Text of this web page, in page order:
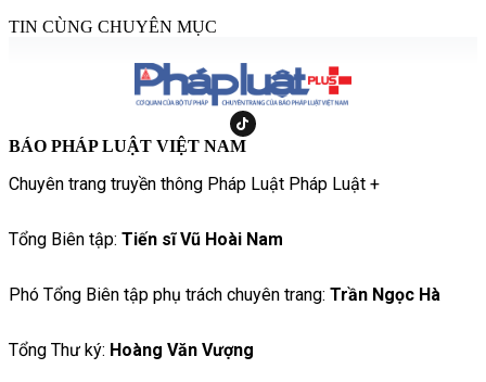
TIN CÙNG CHUYÊN MỤC
BÁO PHÁP LUẬT VIỆT NAM
Chuyên trang truyền thông Pháp Luật Pháp Luật +
Tổng Biên tập: Tiến sĩ Vũ Hoài Nam
Phó Tổng Biên tập phụ trách chuyên trang: Trần Ngọc Hà
Tổng Thư ký: Hoàng Văn Vượng